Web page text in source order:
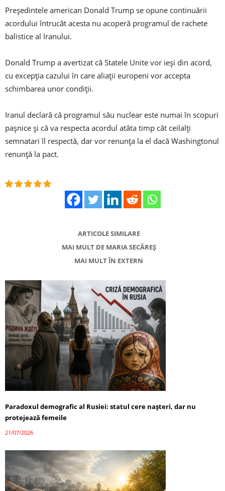
Președintele american Donald Trump se opune continuării
acordului întrucât acesta nu acoperă programul de rachete
balistice al Iranului.
Donald Trump a avertizat că Statele Unite vor ieși din acord,
cu excepția cazului în care aliații europeni vor accepta
schimbarea unor condiții.
Iranul declară că programul său nuclear este numai în scopuri
pașnice și că va respecta acordul atâta timp cât ceilalți
semnatari îl respectă, dar vor renunța la el dacă Washingtonul
renunță la pact.
ARTICOLE SIMILARE
MAI MULT DE MARIA SECĂREȘ
MAI MULT ÎN EXTERN
Paradoxul demografic al Rusiei: statul cere nașteri, dar nu
protejează femeile
21/07/2026